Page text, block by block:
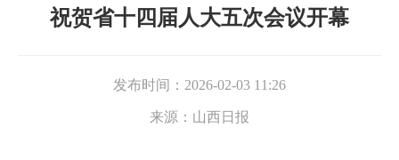
祝贺省十四届人大五次会议开幕
发布时间： 2026-02-03 11:26
来源： 山西日报